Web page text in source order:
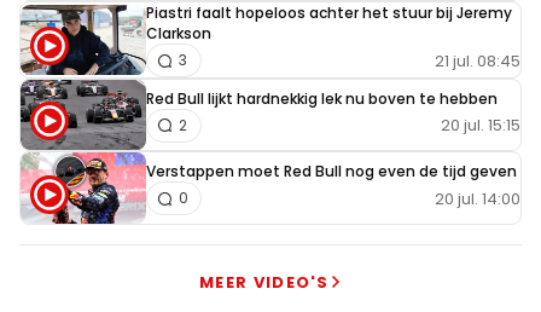
Piastri faalt hopeloos achter het stuur bij Jeremy
Clarkson
21 jul. 08:45
3
Red Bull lijkt hardnekkig lek nu boven te hebben
20 jul. 15:15
2
Verstappen moet Red Bull nog even de tijd geven
20 jul. 14:00
0
MEER VIDEO'S